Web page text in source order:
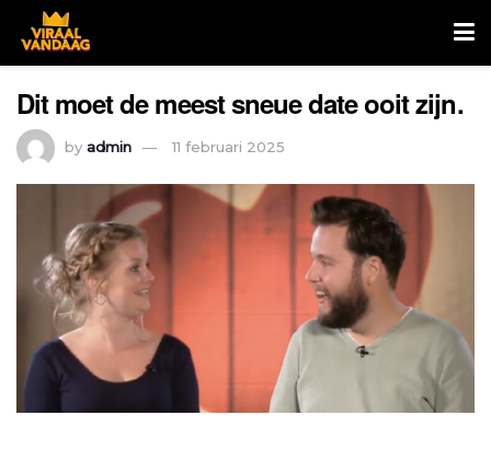
Dit moet de meest sneue date ooit zijn.
by admin 11 februari 2025